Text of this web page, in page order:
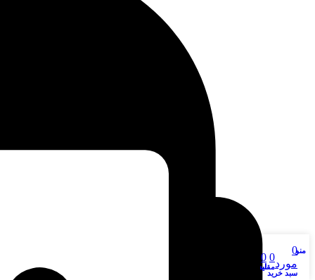
منو0
مورد
سبد خرید
0
مقايسه
0
لیست علاقه مندی ها